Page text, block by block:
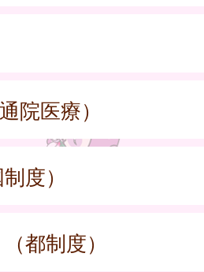
院医療）
度）
都制度）